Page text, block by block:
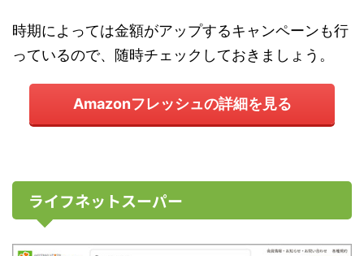
時期によっては金額がアップするキャンペーンも行
っているので、随時チェックしておきましょう。
Amazonフレッシュの詳細を見る
ライフネットスーパー